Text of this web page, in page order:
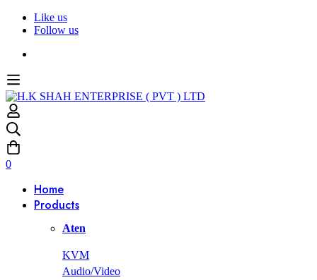
Like us
Follow us
0
Home
Products
Aten
KVM
Audio/Video